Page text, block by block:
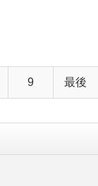
9 最後